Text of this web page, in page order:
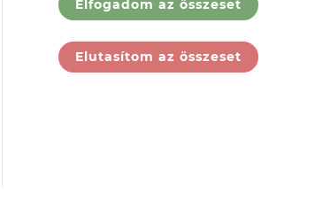
Elfogadom az összeset
Elutasítom az összeset
Jogi